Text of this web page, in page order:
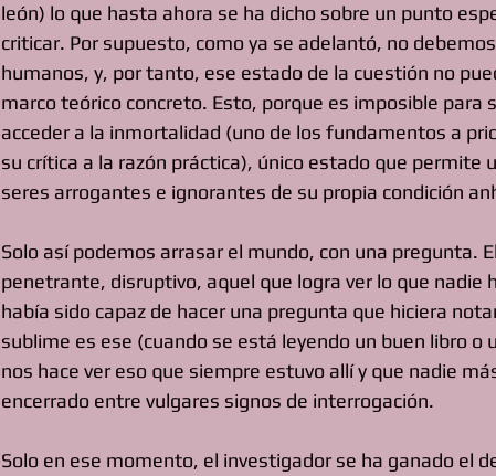
león) lo que hasta ahora se ha dicho sobre un punto
criticar. Por supuesto, como ya se adelantó, no
humanos, y, por tanto, ese estado de la cuestión no
marco teórico concreto. Esto, porque es imposible para
acceder a la inmortalidad (uno de los fundamentos a
su crítica a la razón práctica), único estado que permite
seres arrogantes e ignorantes de su propia condición
Solo así podemos arrasar el mundo, con una pregunta.
penetrante, disruptivo, aquel que logra ver lo que nadie
había sido capaz de hacer una pregunta que hiciera
sublime es ese (cuando se está leyendo un buen libro o
nos hace ver eso que siempre estuvo allí y que nadie
encerrado entre vulgares signos de interrogación.
Solo en ese momento, el investigador se ha ganado el